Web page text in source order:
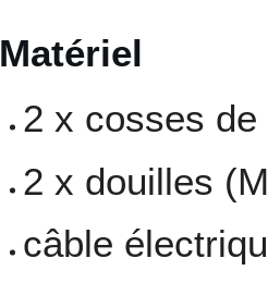
Matériel
2 x cosses
2 x douilles
câble